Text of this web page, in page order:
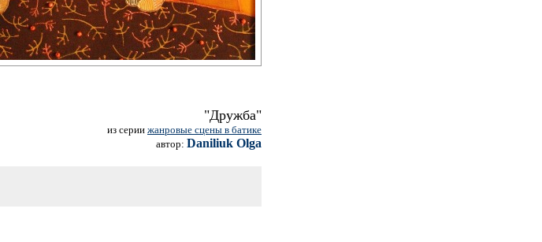
"Дружба"
из серии жанровые сцены в батике
автор: Daniliuk Olga